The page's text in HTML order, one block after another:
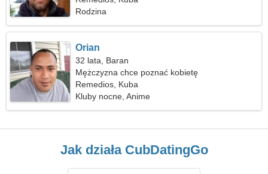
Rodzina
Orian
32 lata, Baran
Mężczyzna chce poznać kobietę
Remedios, Kuba
Kluby nocne, Anime
Jak działa CubDatingGo